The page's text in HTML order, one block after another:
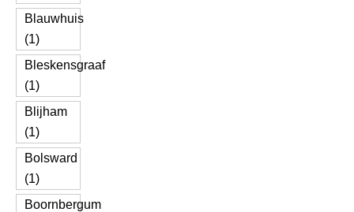
Blauwhuis
(1)
Bleskensgraaf
(1)
Blijham
(1)
Bolsward
(1)
Boornbergum